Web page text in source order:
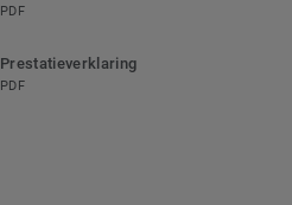
PDF
Prestatieverklaring
PDF